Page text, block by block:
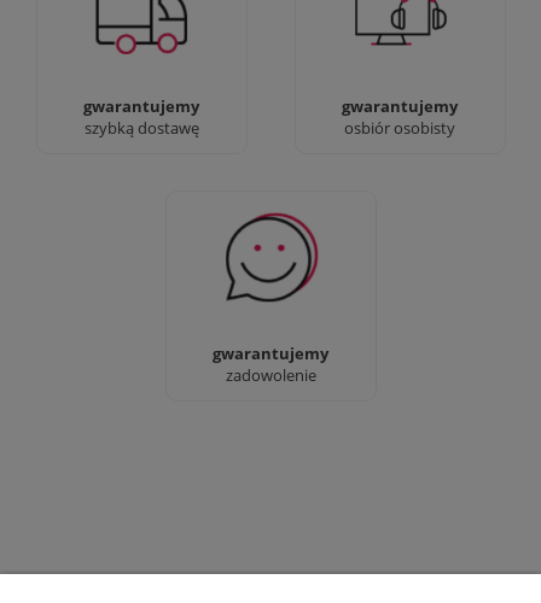
gwarantujemy
szybką dostawę
90% dostaw następnego
dnia, bez dopłat!
gwarantujemy
osbiór osobisty
Jesteśmy prawdziwi :)
możesz przyjść i
gwarantujemy
zadowolenie
Sprawdź nasze 100%
zadowolenia Klientów